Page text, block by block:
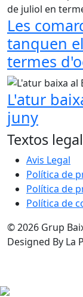
Les
tanquen
termes
L'atur
juny
Textos
Avis Legal
Política de
Política de
Política de
© 2026 Grup
Designed By La